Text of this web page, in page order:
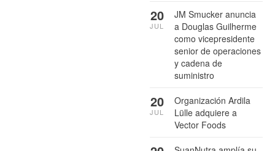
JM Smucker anuncia
a Douglas Guilherme
como vicepresidente
senior de operaciones
y cadena de
suministro
20
JUL
Organización Ardila
Lülle adquiere a
Vector Foods
20
JUL